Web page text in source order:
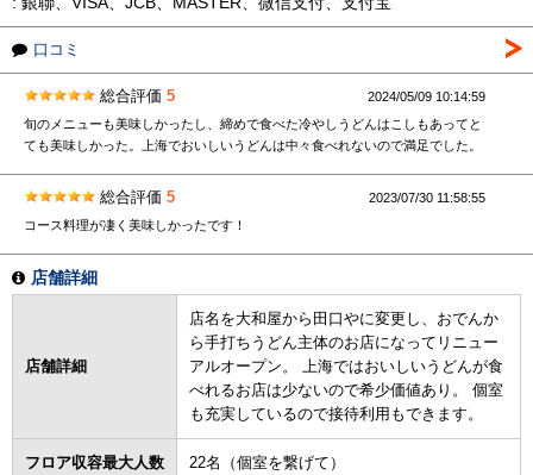
口コミ
総合評価 5
2024/05/09 10:14:59
旬のメニューも美味しかったし、締めで食べた冷やしうどんはこしもあってと
ても美味しかった。上海でおいしいうどんは中々食べれないので満足でした。
総合評価 5
2023/07/30 11:58:55
コース料理が凄く美味しかったです！
店舗詳細
店舗詳細
店名を大和屋から田口やに変更し、おでんか
ら手打ちうどん主体のお店になってリニュー
アルオープン。 上海ではおいしいうどんが食
べれるお店は少ないので希少価値あり。 個室
も充実しているので接待利用もできます。
フロア収容最大人数 22名（個室を繋げて）